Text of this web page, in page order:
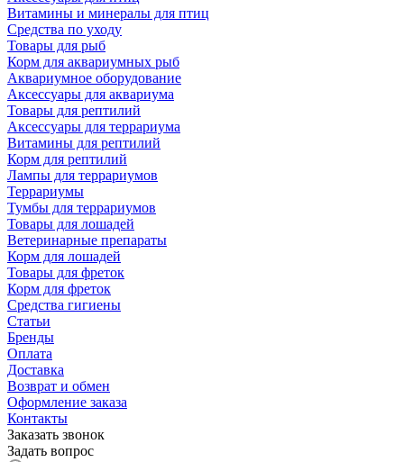
Витамины и минералы для птиц
Средства по уходу
Товары для рыб
Корм для аквариумных рыб
Аквариумное оборудование
Аксессуары для аквариума
Товары для рептилий
Аксессуары для террариума
Витамины для рептилий
Корм для рептилий
Лампы для террариумов
Террариумы
Тумбы для террариумов
Товары для лошадей
Ветеринарные препараты
Корм для лошадей
Товары для фреток
Корм для фреток
Средства гигиены
Статьи
Бренды
Оплата
Доставка
Возврат и обмен
Оформление заказа
Контакты
Заказать звонок
Задать вопрос